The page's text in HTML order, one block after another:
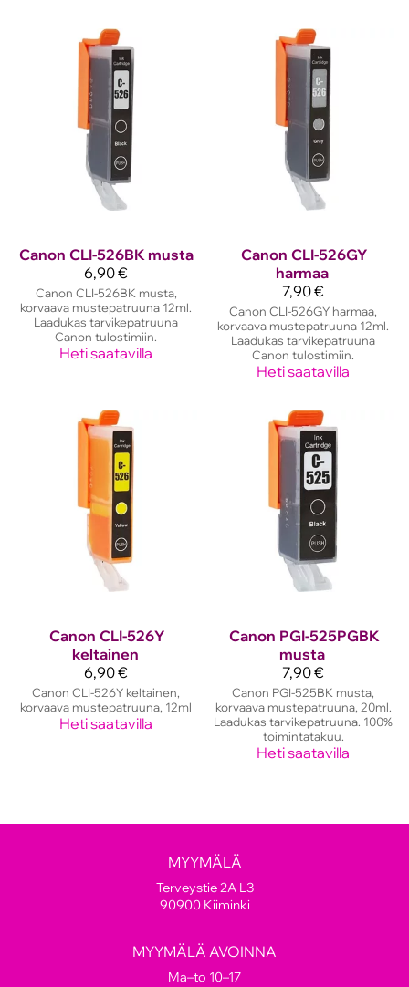
Canon CLI-526BK musta
6,90 €
Canon CLI-526BK musta,
korvaava mustepatruuna 12ml.
Laadukas tarvikepatruuna
Canon tulostimiin.
Heti saatavilla
Canon CLI-526GY
harmaa
7,90 €
Canon CLI-526GY harmaa,
korvaava mustepatruuna 12ml.
Laadukas tarvikepatruuna
Canon tulostimiin.
Heti saatavilla
Canon CLI-526Y
keltainen
6,90 €
Canon CLI-526Y keltainen,
korvaava mustepatruuna, 12ml
Heti saatavilla
Canon PGI-525PGBK
musta
7,90 €
Canon PGI-525BK musta,
korvaava mustepatruuna, 20ml.
Laadukas tarvikepatruuna. 100%
toimintatakuu.
Heti saatavilla
MYYMÄLÄ
Terveystie 2A L3
90900 Kiiminki
MYYMÄLÄ AVOINNA
Ma–to 10–17